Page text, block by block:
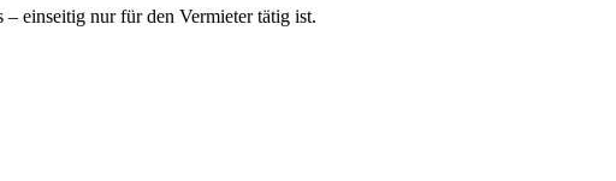
einseitig nur für den Vermieter tätig ist.